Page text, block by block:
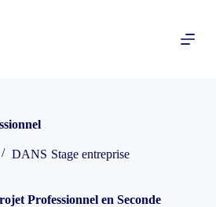
DANS Stage entreprise
Professionnel en Seconde